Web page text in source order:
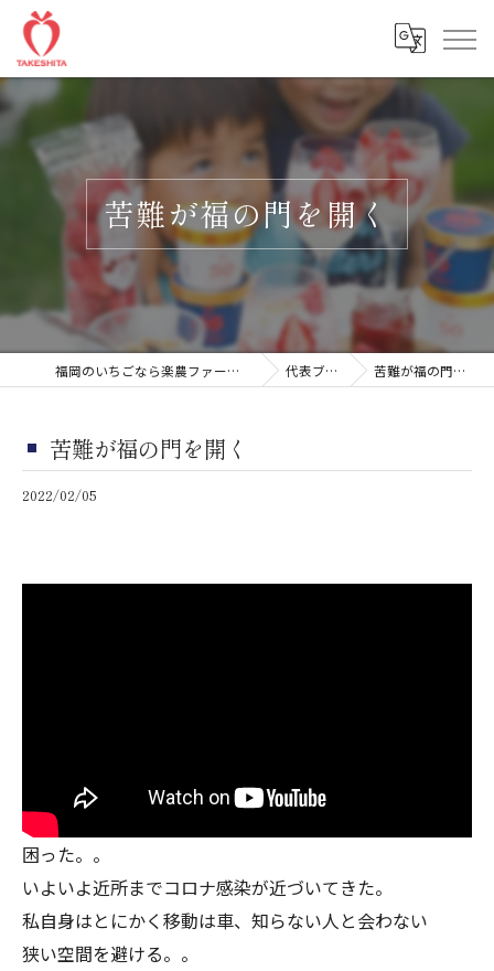
苦難が福の門を開く
福岡のいちごなら楽農ファームたけした 代表ブログ 苦難が福の門を開く
苦難が福の門を開く
2022/02/05
困った。。
いよいよ近所までコロナ感染が近づいてきた。
私自身はとにかく移動は車、知らない人と会わない
狭い空間を避ける。。